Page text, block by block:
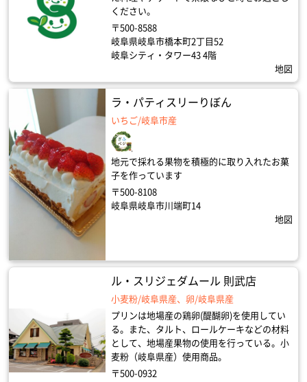
ください。
〒500-8588
岐阜県岐阜市橋本町2丁目52
岐阜シティ・タワー43 4階
地図
ラ・パティスリーりぼん
いちご/岐阜市産
地元で採れる果物を積極的に取り入れたお菓
子を作っています
〒500-8108
岐阜県岐阜市川端町14
地図
ル・スリジェダムール 則武店
小麦粉/岐阜県産、卵/岐阜県産
プリンは地場産の鶏卵(醍醐卵)を使用してい
る。また、タルト、ロールケーキなどの材料
として、地場産果物の使用を行っている。小
麦粉（岐阜県産）使用商品。
〒500-0932